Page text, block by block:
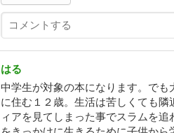
はる
中学生が対象の本になります。で
に住む１２歳。生活は苦しくても
ィアを見てしまった事でスラムを